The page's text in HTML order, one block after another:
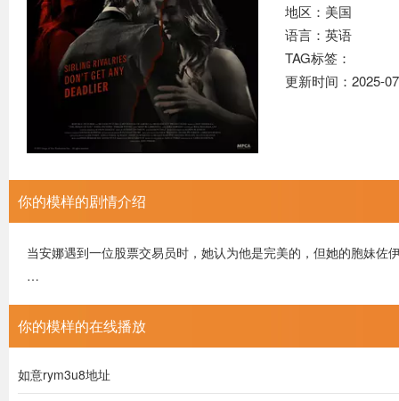
地区：美国
语言：英语
TAG标签：
更新时间：2025-
你的模样的剧情介绍
当安娜遇到一位股票交易员时，她认为他是完美的，但她的胞妹佐
…
你的模样的在线播放
如意rym3u8地址